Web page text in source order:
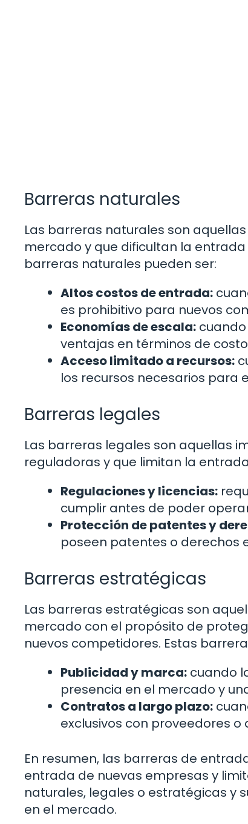
Barreras naturales
Las barreras naturales son
mercado y que dificultan la
barreras naturales pueden ser:
Altos costos de entrada:
es prohibitivo para nuevos
Economías de escala:
ventajas en términos de
Acceso limitado a recursos:
los recursos necesarios para
Barreras legales
Las barreras legales son aquellas
reguladoras y que limitan la
Regulaciones y licencias:
cumplir antes de poder
Protección de patentes y
poseen patentes o derechos
Barreras estratégicas
Las barreras estratégicas son
mercado con el propósito de
nuevos competidores. Estas
Publicidad y marca: cuando
presencia en el mercado y
Contratos a largo plazo:
exclusivos con proveedores o
En resumen, las barreras de
entrada de nuevas empresas y
naturales, legales o estratégicas y
en el mercado.